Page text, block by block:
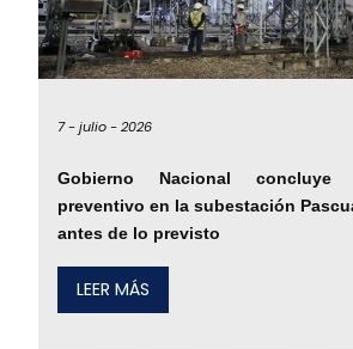
7 -julio -2026
Gobierno Nacional concluye
preventivo en la subestación
antes de lo previsto
LEER MÁS